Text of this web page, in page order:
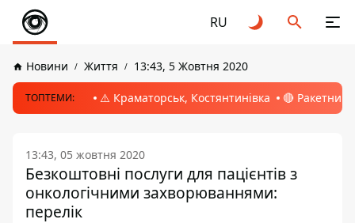
RU
Новини Життя 13:43, 5 Жовтня 2020
ТОПТЕМИ: ⚠️ Краматорськ, Костянтинівка 🔴 Ракетний
13:43, 05 жовтня 2020
Безкоштовні послуги для пацієнтів з
онкологічними захворюваннями:
перелік